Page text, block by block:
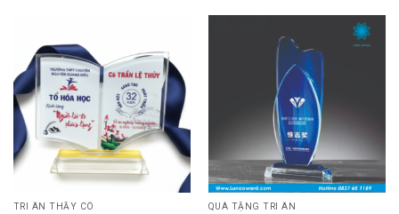
TRI ÂN THẦY CÔ QUÀ TẶNG TRI ÂN